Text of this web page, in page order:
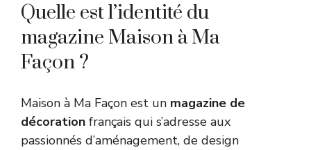
Quelle est l’identité du
magazine Maison à Ma
Façon ?
Maison à Ma Façon est un magazine de
décoration français qui s’adresse aux
passionnés d’aménagement, de design